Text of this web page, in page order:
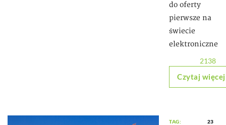
do oferty
pierwsze na
świecie
elektroniczne
2138
Czytaj więcej
TAG:
23